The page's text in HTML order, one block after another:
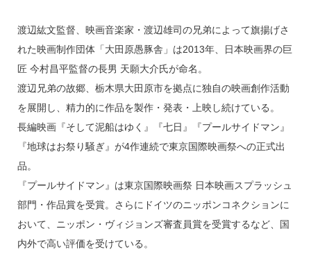
渡辺紘文監督、映画音楽家・渡辺雄司の兄弟によって旗揚げさ
れた映画制作団体「大田原愚豚舎」は2013年、日本映画界の巨
匠 今村昌平監督の長男 天願大介氏が命名。
渡辺兄弟の故郷、栃木県大田原市を拠点に独自の映画創作活動
を展開し、精力的に作品を製作・発表・上映し続けている。
長編映画『そして泥船はゆく』『七日』『プールサイドマン』
『地球はお祭り騒ぎ』が4作連続で東京国際映画祭への正式出
品。
『プールサイドマン』は東京国際映画祭 日本映画スプラッシュ
部門・作品賞を受賞。さらにドイツのニッポンコネクションに
おいて、ニッポン・ヴィジョンズ審査員賞を受賞するなど、国
内外で高い評価を受けている。